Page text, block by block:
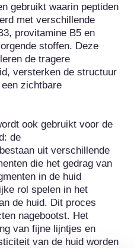
gebruikt waarin peptiden
met verschillende
provitamine B5 en
stoffen. Deze
de tragere
versterken de structuur
zichtbare
ook gebruikt voor de
de
uit verschillende
die het gedrag van
in de huid
rol spelen in het
de huid. Dit proces
nagebootst. Het
van fijne lijntjes en
van de huid worden